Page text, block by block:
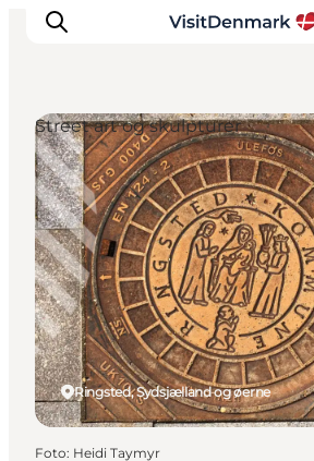
Inspiration
Destinationer
Oplevelser
Overnatning
Planlæg ferien
Ringsted, Sydsjælland og øerne
Street art og skulpturer
Foto: Heidi Taymyr